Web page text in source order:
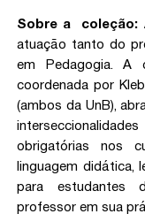
Sobre a coleção:
atuação tanto do
em Pedagogia. A
coordenada por
(ambos da UnB),
obrigatórias nos
linguagem didática,
para estudantes
professor em sua